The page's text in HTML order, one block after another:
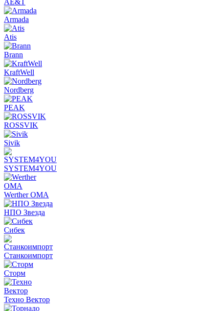
AE&T
Armada
Atis
Brann
KraftWell
Nordberg
PEAK
ROSSVIK
Sivik
SYSTEM4YOU
Werther OMA
НПО Звезда
Сибек
Станкоимпорт
Сторм
Техно Вектор